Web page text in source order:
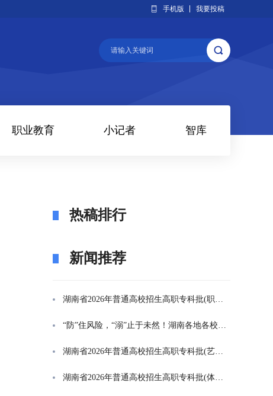
手机版 我要投稿
职业教育 小记者 智库
热稿排行
新闻推荐
湖南省2026年普通高校招生高职专科批(职高对口类)第一次投档分数线
“防”住风险，“溺”止于未然！湖南各地各校打响防溺水“保卫战”
湖南省2026年普通高校招生高职专科批(艺术类)第一次投档分数线
湖南省2026年普通高校招生高职专科批(体育类)第一次投档分数线